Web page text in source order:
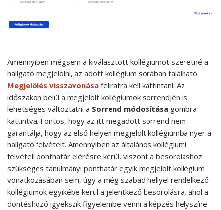
Amennyiben mégsem a kiválasztott kollégiumot szeretné a
hallgató megjelölni, az adott kollégium sorában található
Megjelölés visszavonása feliratra kell kattintani. Az
időszakon belül a megjelölt kollégiumok sorrendjén is
lehetséges változtatni a Sorrend módosítása gombra
kattintva. Fontos, hogy az itt megadott sorrend nem
garantálja, hogy az első helyen megjelölt kollégiumba nyer a
hallgató felvételt. Amennyiben az általános kollégiumi
felvételi ponthatár elérésre kerül, viszont a besoroláshoz
szükséges tanulmányi ponthatár egyik megjelölt kollégium
vonatkozásában sem, úgy a még szabad hellyel rendelkező
kollégiumok egyikébe kerül a jelentkező besorolásra, ahol a
döntéshozó igyekszik figyelembe venni a képzés helyszíne